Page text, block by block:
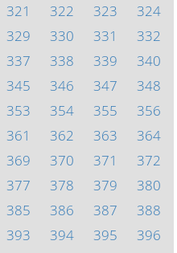
321 322 323
324
329 330 331
332
337 338 339
340
345 346 347
348
353 354 355
356
361 362 363
364
369 370 371
372
377 378 379
380
385 386 387
388
393 394 395
396